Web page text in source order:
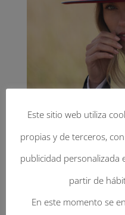
Este sitio web utiliza
propias y de terceros,
publicidad personalizada
partir de
En este momento se